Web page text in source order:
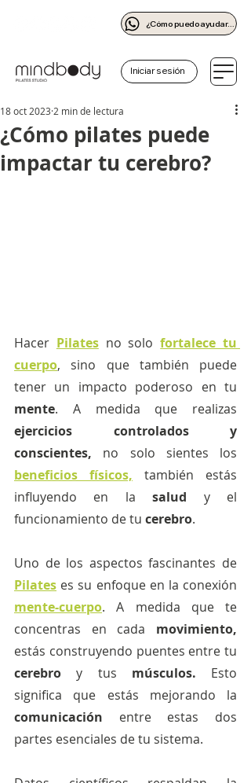
¿Cómo puedo ayudarte?
Iniciar sesión
¿Cómo pilates puede
impactar tu cerebro?
18 oct 2023 2 min de lectura
Hacer Pilates no solo fortalece tu
cuerpo, sino que también puede
mente. A medida que realizas
ejercicios controlados y
conscientes,
beneficios físicos, también estás
influyendo en la salud y el
funcionamiento de tu cerebro.
Pilates
mente-cuerpo. A medida que te
concentras en cada movimiento,
cerebro y tus músculos. Esto
comunicación entre estas dos
partes esenciales de tu sistema.